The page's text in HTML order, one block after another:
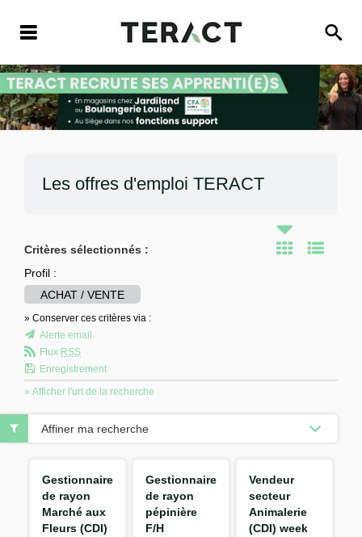
Les offres d'emploi TERACT
Critères sélectionnés :
Profil :
ACHAT / VENTE
» Conserver ces critères via :
Alerte email
Flux RSS
Enregistrement
» Afficher l'url de la recherche
Gestionnaire
de rayon
Marché aux
Fleurs (CDI)
Gestionnaire
de rayon
pépinière
F/H
Vendeur
secteur
Animalerie
(CDI) week
Affiner ma recherche